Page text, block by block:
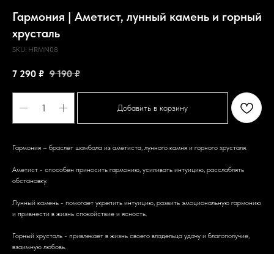
Гармония | Аметист, лунный камень и горный
хрусталь
SKU: HRMN08
7 290 ₽ 9 190 ₽
Добавить в корзину
Гармония – браслет шамбала из аметиста, лунного камня и горного хрусталя.
Аметист - способен приносить гармонию, усиливать интуицию, расслаблять
обстановку.
Лунный камень - помогает укрепить интуицию, развить эмоциональную гармонию
и привнести в жизнь спокойствие и ясность.
Горный хрусталь - привлекает в жизнь своего владельца удачу и благополучие,
взаимную любовь.